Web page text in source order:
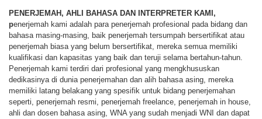
PENERJEMAH, AHLI BAHASA DAN INTERPRETER KAMI,
penerjemah kami adalah para penerjemah profesional pada bidang dan
bahasa masing-masing, baik penerjemah tersumpah bersertifikat atau
penerjemah biasa yang belum bersertifikat, mereka semua memiliki
kualifikasi dan kapasitas yang baik dan teruji selama bertahun-tahun.
Penerjemah kami terdiri dari profesional yang mengkhususkan
dedikasinya di dunia penerjemahan dan alih bahasa asing, mereka
memiliki latang belakang yang spesifik untuk bidang penerjemahan
seperti, penerjemah resmi, penerjemah freelance, penerjemah in house,
ahli dan dosen bahasa asing, WNA yang sudah menjadi WNI dan dapat